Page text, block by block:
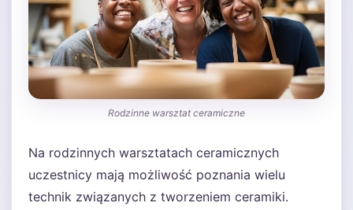
Rodzinne warsztat ceramiczne
Na rodzinnych warsztatach ceramicznych
uczestnicy mają możliwość poznania wielu
technik związanych z tworzeniem ceramiki.